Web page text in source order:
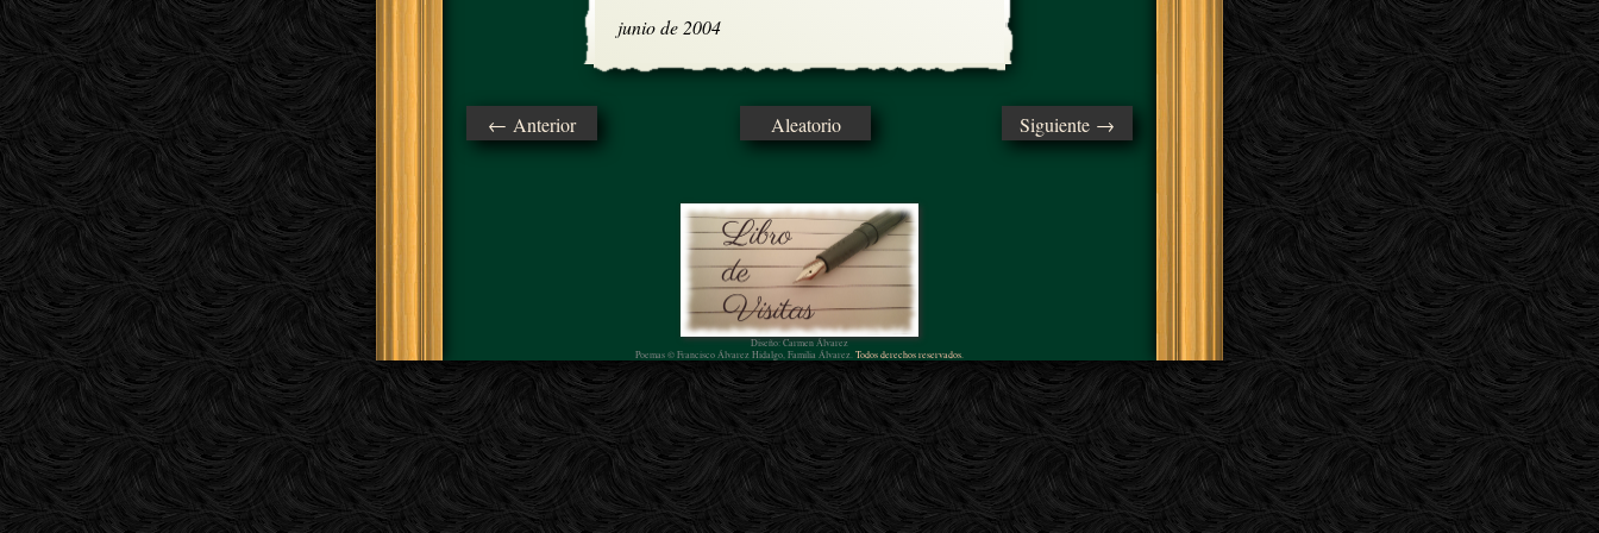
junio de 2004
← Anterior Aleatorio Siguiente →
Diseño: Carmen Álvarez
Poemas © Francisco Álvarez Hidalgo, Familia Álvarez. Todos derechos reservados.